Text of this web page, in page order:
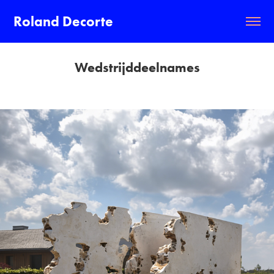
Roland Decorte
Wedstrijddeelnames
kunstwerk in Boezinge
2026